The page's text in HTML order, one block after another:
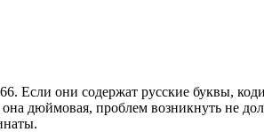
Если они содержат русские буквы,
дюймовая, проблем возникнуть не